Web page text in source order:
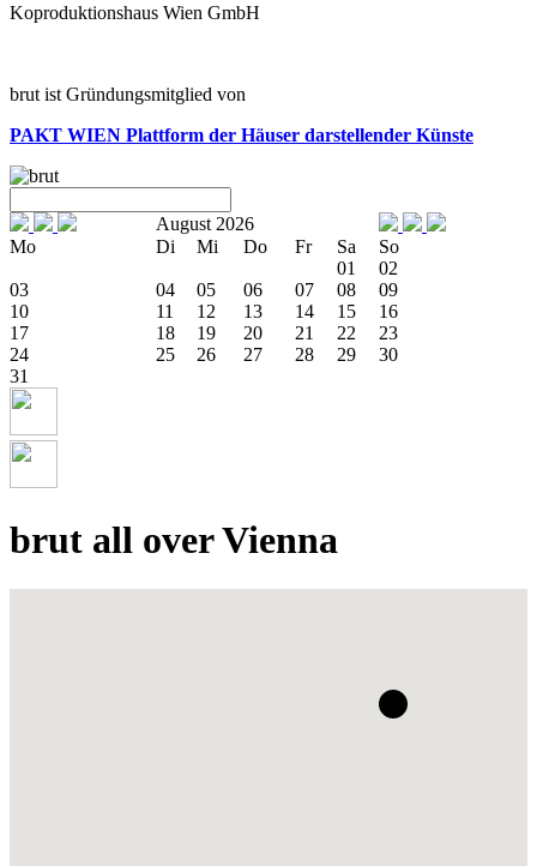
Koproduktionshaus Wien GmbH
brut ist Gründungsmitglied von
PAKT WIEN Plattform der Häuser darstellender Künste
August 2026
Mo
Di Mi Do Fr Sa
So
01
02
03
04 05 06 07 08
09
10
11 12 13 14 15
16
17
18 19 20 21 22
23
24
25 26 27 28 29
30
31
brut all over Vienna